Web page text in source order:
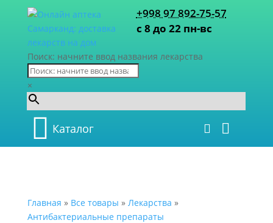
+998 97 892-75-57
с 8 до 22 пн-вс
Поиск: начните ввод названия лекарства
×
Каталог
Главная » Все товары » Лекарства »
Антибактериальные препараты